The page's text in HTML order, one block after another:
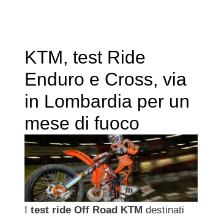
KTM, test Ride
Enduro e Cross, via
in Lombardia per un
mese di fuoco
test ride Off Road KTM destinati